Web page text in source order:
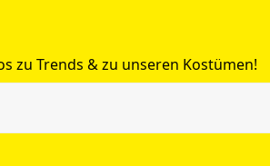
zu Trends & zu unseren Kostümen!